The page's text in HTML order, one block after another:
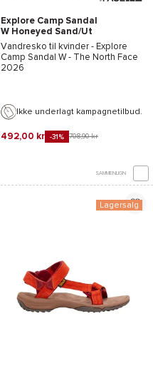
Explore Camp Sandal
W Honeyed Sand/Ut
Vandresko til kvinder - Explore
Camp Sandal W - The North Face
2026
Ikke underlagt kampagnetilbud.
492,00 kr -31% 708,90 kr
SAMMENLIGN
Lagersalg